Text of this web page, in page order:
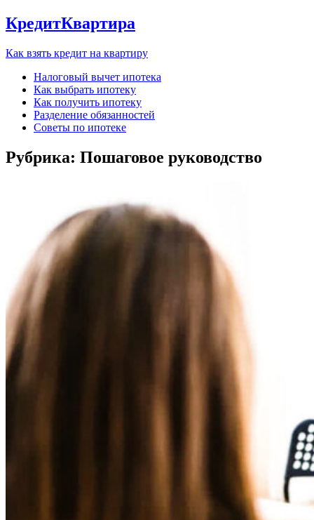
КредитКвартира
Как взять кредит на квартиру
Налоговый вычет ипотека
Как выбрать ипотеку
Как получить ипотеку
Разделение обязанностей
Советы по ипотеке
Рубрика: Пошаговое руководство